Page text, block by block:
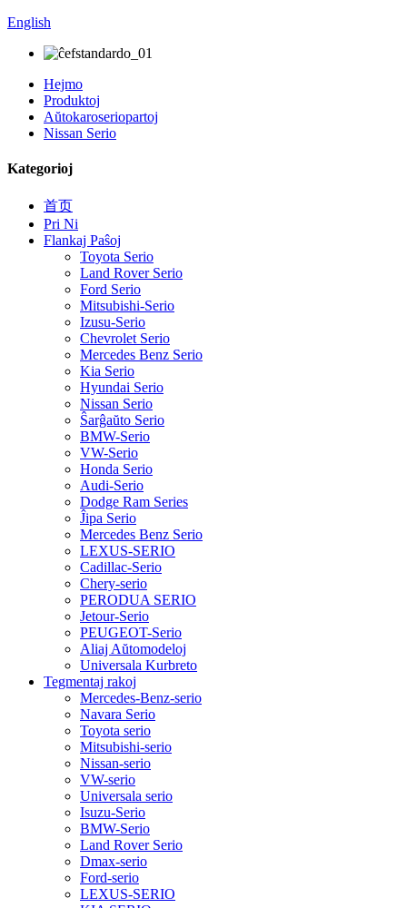
English
Hejmo
Produktoj
Aŭtokaroseriopartoj
Nissan Serio
Kategorioj
首页
Pri Ni
Flankaj Paŝoj
Toyota Serio
Land Rover Serio
Ford Serio
Mitsubishi-Serio
Izusu-Serio
Chevrolet Serio
Mercedes Benz Serio
Kia Serio
Hyundai Serio
Nissan Serio
Ŝarĝaŭto Serio
BMW-Serio
VW-Serio
Honda Serio
Audi-Serio
Dodge Ram Series
Ĵipa Serio
Mercedes Benz Serio
LEXUS-SERIO
Cadillac-Serio
Chery-serio
PERODUA SERIO
Jetour-Serio
PEUGEOT-Serio
Aliaj Aŭtomodeloj
Universala Kurbreto
Tegmentaj rakoj
Mercedes-Benz-serio
Navara Serio
Toyota serio
Mitsubishi-serio
Nissan-serio
VW-serio
Universala serio
Isuzu-Serio
BMW-Serio
Land Rover Serio
Dmax-serio
Ford-serio
LEXUS-SERIO